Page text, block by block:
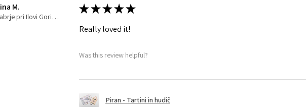
M.
Gabrje pri Ilovi Gori, SI-032
★★★★★
Really loved it!
Was this review helpful?
Piran - Tartini in hudič